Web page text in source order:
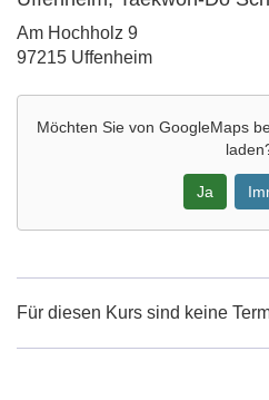
Adresse:
Am Hochholz 9
97215 Uffenheim
Möchten Sie von GoogleMaps
Ja
Maps
Karte
Uffenheim,
Für diesen Kurs sind keine